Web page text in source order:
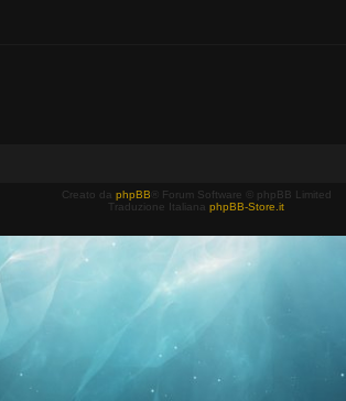
Creato da phpBB ® Forum Software © phpBB Limited
Traduzione Italiana phpBB-Store.it